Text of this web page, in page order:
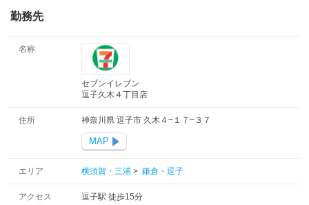
勤務先
名称
セブンイレブン
逗子久木４丁目店
住所 神奈川県 逗子市 久木４−１７−３７
MAP
エリア 横須賀・三浦> 鎌倉・逗子
アクセス
逗子駅 徒歩15分